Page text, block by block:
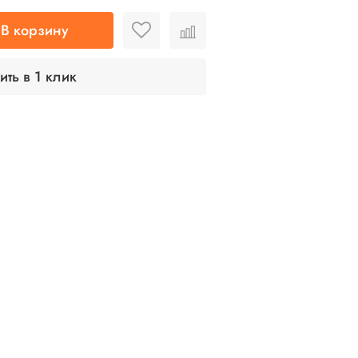
В корзину
в 1 клик